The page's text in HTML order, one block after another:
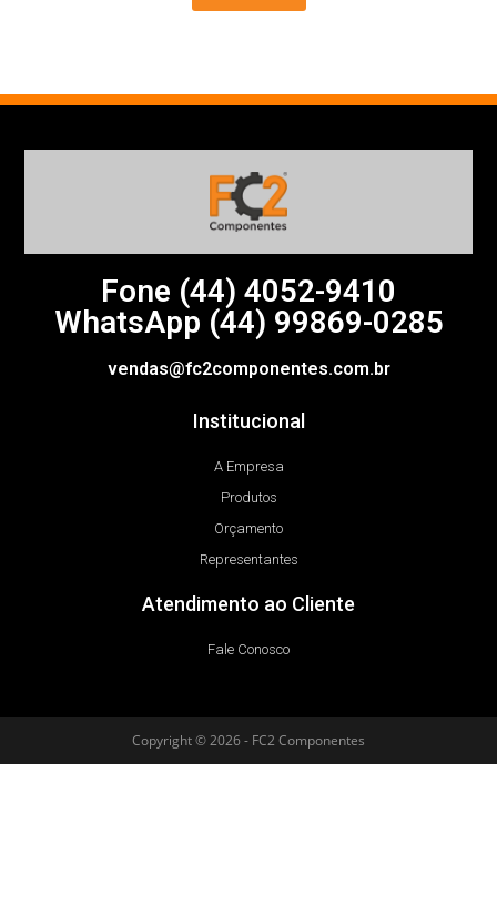
Fone (44) 4052-9410
WhatsApp (44) 99869-0285
vendas@fc2componentes.com.br
Institucional
A Empresa
Produtos
Orçamento
Representantes
Atendimento ao Cliente
Fale Conosco
Copyright © 2026 - FC2 Componentes